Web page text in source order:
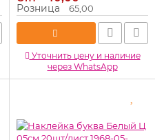
Артикул: 1968-05-бел-Щ
Розница 65,00
Уточнить цену и наличие
через WhatsApp